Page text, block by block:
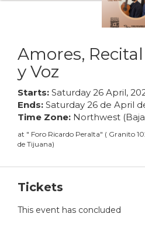
Amores,
y Voz
Starts: Saturday 26 April,
Ends: Saturday 26 de April
Time Zone: Northwest
at " Foro Ricardo Peralta" ( Granito
de Tijuana)
Tickets
This event has concluded